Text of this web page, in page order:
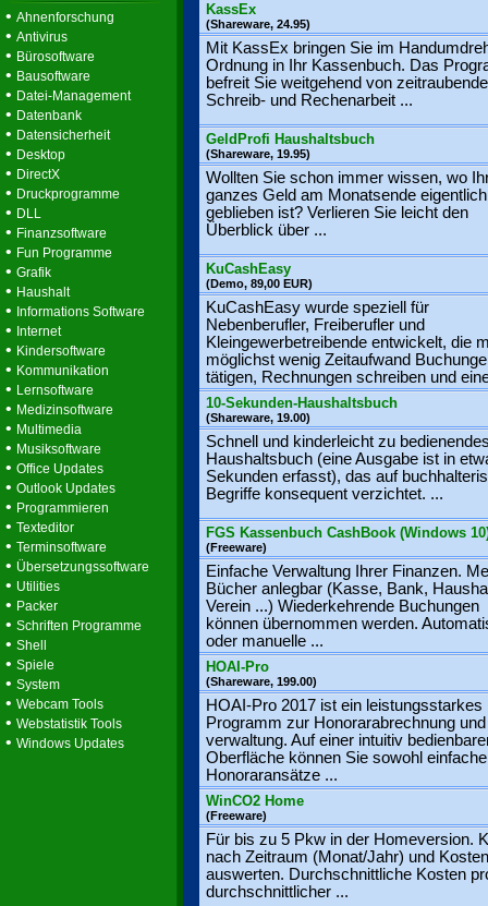
• Ahnenforschung
• Antivirus
• Bürosoftware
• Bausoftware
• Datei-Management
• Datenbank
• Datensicherheit
• Desktop
• DirectX
• Druckprogramme
• DLL
• Finanzsoftware
• Fun Programme
• Grafik
• Haushalt
• Informations Software
• Internet
• Kindersoftware
• Kommunikation
• Lernsoftware
• Medizinsoftware
• Multimedia
• Musiksoftware
• Office Updates
• Outlook Updates
• Programmieren
• Texteditor
• Terminsoftware
• Übersetzungssoftware
• Utilities
• Packer
• Schriften Programme
• Shell
• Spiele
• System
• Webcam Tools
• Webstatistik Tools
• Windows Updates
KassEx
(Shareware, 24.95)
Mit KassEx bringen Sie im
Ordnung in Ihr Kassenbuch. Das
befreit Sie weitgehend von
Schreib- und Rechenarbeit ...
GeldProfi Haushaltsbuch
(Shareware, 19.95)
Wollten Sie schon immer wissen, wo
ganzes Geld am Monatsende eigentlich
geblieben ist? Verlieren Sie leicht den
Überblick über ...
KuCashEasy
(Demo, 89,00 EUR)
KuCashEasy wurde speziell für
Nebenberufler, Freiberufler und
Kleingewerbetreibende entwickelt, die
möglichst wenig Zeitaufwand
tätigen, Rechnungen schreiben und
10-Sekunden-Haushaltsbuch
(Shareware, 19.00)
Schnell und kinderleicht zu
Haushaltsbuch (eine Ausgabe ist in
Sekunden erfasst), das auf
Begriffe konsequent verzichtet. ...
FGS Kassenbuch CashBook (Windows
(Freeware)
Einfache Verwaltung Ihrer Finanzen.
Bücher anlegbar (Kasse, Bank,
Verein ...) Wiederkehrende Buchungen
können übernommen werden.
oder manuelle ...
HOAI-Pro
(Shareware, 199.00)
HOAI-Pro 2017 ist ein leistungsstarkes
Programm zur Honorarabrechnung
verwaltung. Auf einer intuitiv
Oberfläche können Sie sowohl einfache
Honoraransätze ...
WinCO2 Home
(Freeware)
Für bis zu 5 Pkw in der Homeversion.
nach Zeitraum (Monat/Jahr) und
auswerten. Durchschnittliche Kosten
durchschnittlicher ...